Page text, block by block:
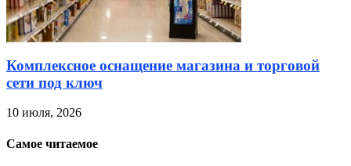
Комплексное оснащение магазина и торговой
сети под ключ
10 июля, 2026
Самое читаемое